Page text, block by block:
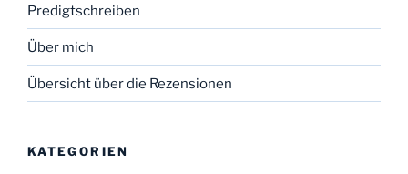
Predigtschreiben
Über mich
Übersicht über die Rezensionen
KATEGORIEN